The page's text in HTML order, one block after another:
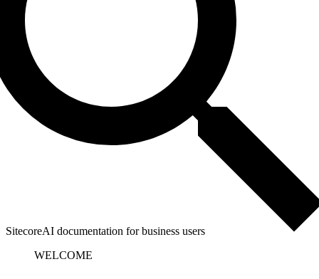
SitecoreAI documentation for business users
WELCOME